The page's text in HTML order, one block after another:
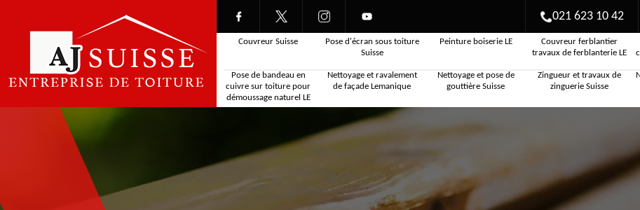
021 623 10 42
Couvreur Suisse
Pose d'écran sous toiture
Suisse
Peinture boiserie LE
Couvreur ferblantier
travaux de ferblanterie LE
Pose de bandeau en
cuivre sur toiture pour
démoussage naturel LE
Nettoyage et ravalement
de façade Lemanique
Nettoyage et pose de
gouttière Suisse
Zingueur et travaux de
zinguerie Suisse